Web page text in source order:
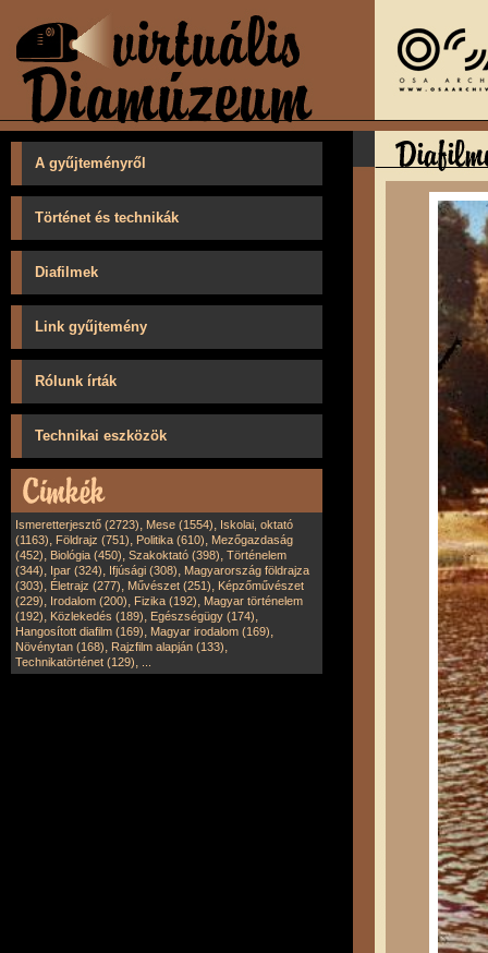
A gyűjteményről
Történet és technikák
Diafilmek
Link gyűjtemény
Rólunk írták
Technikai eszközök
Ismeretterjesztő (2723), Mese (1554), Iskolai, oktató
(1163), Földrajz (751), Politika (610), Mezőgazdaság
(452), Biológia (450), Szakoktató (398), Történelem
(344), Ipar (324), Ifjúsági (308), Magyarország földrajza
(303), Életrajz (277), Művészet (251), Képzőművészet
(229), Irodalom (200), Fizika (192), Magyar történelem
(192), Közlekedés (189), Egészségügy (174),
Hangosított diafilm (169), Magyar irodalom (169),
Növénytan (168), Rajzfilm alapján (133),
Technikatörténet (129),